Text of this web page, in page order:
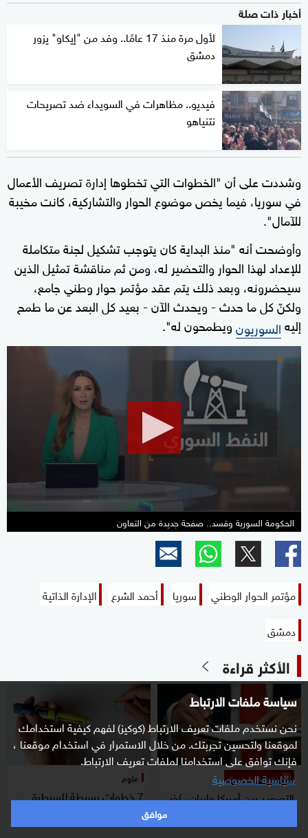
سياسة ملفات الارتباط
نحن نستخدم ملفات تعريف الارتباط (كوكيز) لفهم كيفية استخدامك
لموقعنا ولتحسين تجربتك. من خلال الاستمرار في استخدام موقعنا ،
فإنك توافق على استخدامنا لملفات تعريف الارتباط.
سياسية الخصوصية
موافق
أخبار ذات صلة
لأول مرة منذ 17 عامًا.. وفد من "إيكاو" يزور
دمشق
فيديو.. مظاهرات في السويداء ضد تصريحات
نتنياهو
وشددت على أن "الخطوات التي تخطوها إدارة تصريف الأعمال
في سوريا، فيما يخص موضوع الحوار والتشاركية، كانت مخيبة
للآمال".
وأوضحت أنه "منذ البداية كان يتوجب تشكيل لجنة متكاملة
للإعداد لهذا الحوار والتحضير له، ومن ثم مناقشة تمثيل الذين
سيحضرونه، وبعد ذلك يتم عقد مؤتمر حوار وطني جامع،
ولكنّ كل ما حدث - ويحدث الآن - بعيد كل البعد عن ما طمح
إليهالسوريونويطمحون له".
الحكومة السورية وقسد.. صفحة جديدة من التعاون
مؤتمر الحوار الوطني سوريا أحمد الشرع
الإدارة الذاتية
دمشق
الأكثر قراءة
تغطية مستمرة
التصعيد بين أميركا وإيران.. آخر
علوم
7 خطوات بسيطة للسيطرة
على ارتفاع سكر الدم صباحا